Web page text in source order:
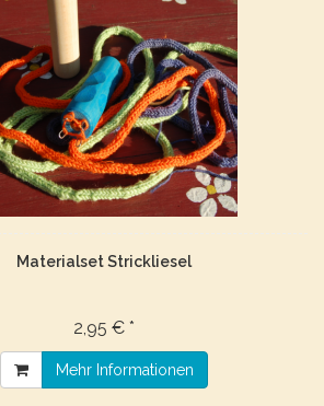
Materialset Strickliesel
2,95 € *
Mehr Informationen